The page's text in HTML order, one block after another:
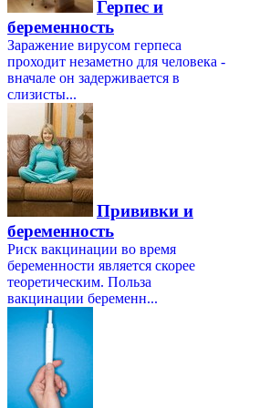
Герпес и
беременность
Заражение вирусом герпеса
проходит незаметно для человека -
вначале он задерживается в
слизисты...
Прививки и
беременность
Риск вакцинации во время
беременности является скорее
теоретическим. Польза
вакцинации беременн...